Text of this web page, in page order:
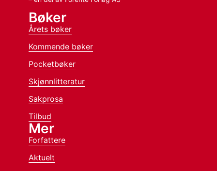
Bøker
Årets bøker
Kommende bøker
Pocketbøker
Skjønnlitteratur
Sakprosa
Tilbud
Mer
Forfattere
Aktuelt